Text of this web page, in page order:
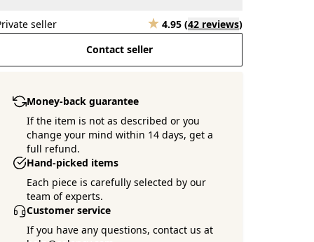
seller 4.95 (42 reviews)
Contact seller
Money-back guarantee
If the item is not as described or you
change your mind within 14 days, get a
full refund.
Hand-picked items
Each piece is carefully selected by our
team of experts.
Customer service
If you have any questions, contact us at